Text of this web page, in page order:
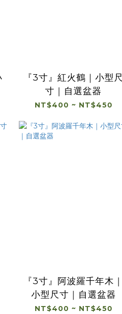
『3寸』紅火鶴｜小型尺
寸｜自選盆器
NT$400 ~ NT$450
『3寸』阿波羅千年木｜
小型尺寸｜自選盆器
NT$400 ~ NT$450